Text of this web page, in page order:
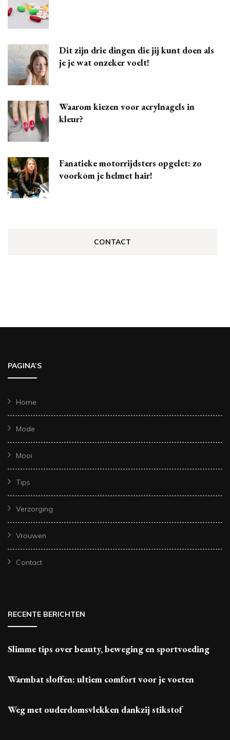
Dit zijn drie dingen die jij kunt doen als
je je wat onzeker voelt!
Waarom kiezen voor acrylnagels in
kleur?
Fanatieke motorrijdsters opgelet: zo
voorkom je helmet hair!
CONTACT
PAGINA’S
Home
Mode
Mooi
Tips
Verzorging
Vrouwen
Contact
RECENTE BERICHTEN
Slimme tips over beauty, beweging en sportvoeding
Warmbat sloffen: ultiem comfort voor je voeten
Weg met ouderdomsvlekken dankzij stikstof